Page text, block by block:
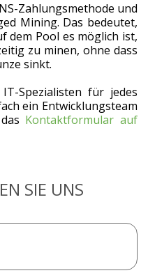
Zahlungsmethode und
Mining. Das bedeutet,
dem Pool es möglich ist,
zu minen, ohne dass
sinkt.
Spezialisten für jedes
ein Entwicklungsteam
Kontaktformular auf
SIE UNS